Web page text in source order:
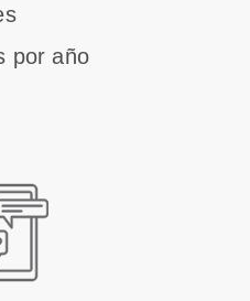
por año